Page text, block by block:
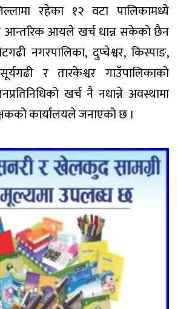
रहेका १२ वटा पालिकामध्ये
आन्तरिक आयले खर्च धान्न सकेको छैन
नगरपालिका, दुप्चेश्वर, किस्पाङ,
र तारकेश्वर गाउँपालिकाको
खर्च नै नधान्ने अवस्थामा
कार्यालयले जनाएको छ ।